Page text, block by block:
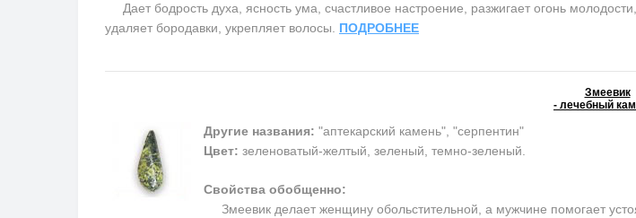
Дает бодрость духа, ясность ума, счастливое настроение, разжигает огонь
удаляет бородавки, укрепляет волосы. ПОДРОБНЕЕ
Змеевик
- лечебный
Другие названия: "аптекарский камень", "серпентин"
Цвет: зеленоватый-желтый, зеленый, темно-зеленый.
Свойства обобщенно:
Змеевик делает женщину обольстительной, а мужчине помогает